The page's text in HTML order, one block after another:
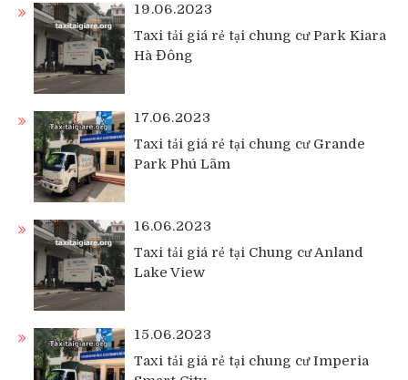
19.06.2023
Taxi tải giá rẻ tại chung cư Park Kiara
Hà Đông
17.06.2023
Taxi tải giá rẻ tại chung cư Grande
Park Phú Lãm
16.06.2023
Taxi tải giá rẻ tại Chung cư Anland
Lake View
15.06.2023
Taxi tải giá rẻ tại chung cư Imperia